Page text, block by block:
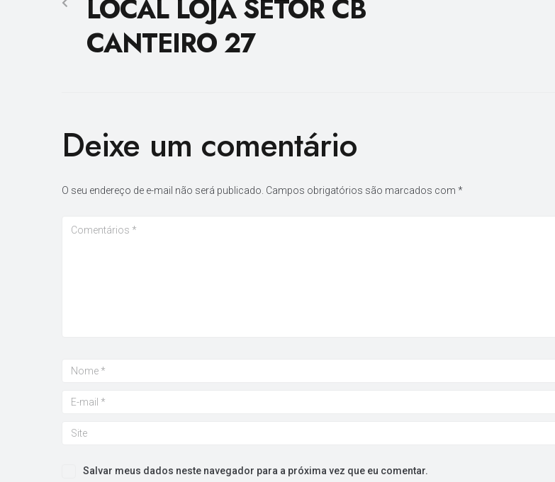
LOCAL LOJA SETOR CB
CANTEIRO 27
Deixe um comentário
O seu endereço de e-mail não será publicado. Campos obrigatórios são marcados com *
Salvar meus dados neste navegador para a próxima vez que eu comentar.